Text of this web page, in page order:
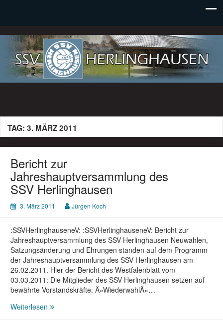
SSV Herlinghausen e. V.
TAG: 3. MÄRZ 2011
Bericht zur
Jahreshauptversammlung des
SSV Herlinghausen
3. März 2011 Jürgen Koch
:SSVHerlinghauseneV: :SSVHerlinghauseneV: Bericht zur
Jahreshauptversammlung des SSV Herlinghausen Neuwahlen,
Satzungsänderung und Ehrungen standen auf dem Programm
der Jahreshauptversammlung des SSV Herlinghausen am
26.02.2011. Hier der Bericht des Westfalenblatt vom
03.03.2011: Die Mitglieder des SSV Herlinghausen setzen auf
bewährte Vorstandskräfte. Â»WiederwahlÂ«…
Weiterlesen Bericht